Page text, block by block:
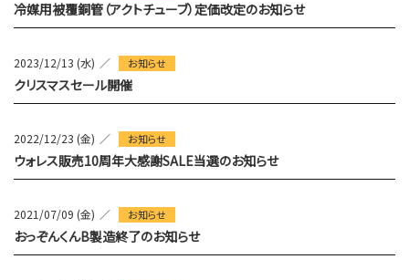
冷媒用被覆銅管（アクトチューブ）定価改定のお知らせ
2023/12/13 (水) お知らせ
クリスマスセール開催
2022/12/23 (金) お知らせ
ウォレス販売10周年大感謝SALE当選のお知らせ
2021/07/09 (金) お知らせ
おっぞんくんB製造終了のお知らせ